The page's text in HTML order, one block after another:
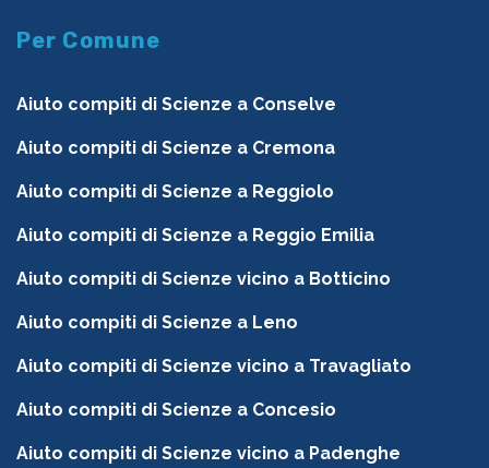
Per Comune
Aiuto compiti di Scienze a Conselve
Aiuto compiti di Scienze a Cremona
Aiuto compiti di Scienze a Reggiolo
Aiuto compiti di Scienze a Reggio Emilia
Aiuto compiti di Scienze vicino a Botticino
Aiuto compiti di Scienze a Leno
Aiuto compiti di Scienze vicino a Travagliato
Aiuto compiti di Scienze a Concesio
Aiuto compiti di Scienze vicino a Padenghe